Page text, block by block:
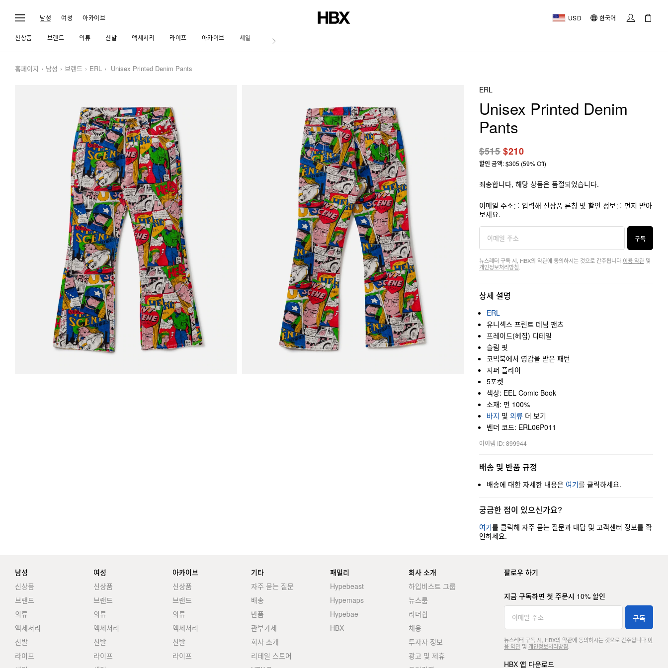
남성 여성 아카이브 USD 한국어
신상품 브랜드 의류 신발 액세서리 라이프 아카이브 세일 저널
홈페이지 남성 브랜드 ERL Unisex Printed Denim Pants
ERL
Unisex Printed Denim
Pants
$515$210
할인 금액: $305 (59% Off)
죄송합니다, 해당 상품은 품절되었습니다.
이메일 주소를 입력해 신상품 론칭 및 할인 정보를 먼저 받아
보세요.
구독
뉴스레터 구독 시, HBX의 약관에 동의하시는 것으로 간주됩니다. 이용 약관 및
개인정보처리방침
상세 설명
ERL
유니섹스 프린트 데님 팬츠
프레이드(헤짐) 디테일
슬림 핏
코믹북에서 영감을 받은 패턴
지퍼 플라이
5포켓
색상: EEL Comic Book
소재: 면 100%
바지 및 의류 더 보기
벤더 코드: ERL06P011
아이템 ID: 899944
배송 및 반품 규정
배송에 대한 자세한 내용은 여기를 클릭하세요.
궁금한 점이 있으신가요?
여기를 클릭해 자주 묻는 질문과 대답 및 고객센터 정보를 확
인하세요.
남성
신상품
브랜드
의류
액세서리
신발
라이프
여성
신상품
브랜드
의류
액세서리
신발
라이프
아카이브
신상품
브랜드
의류
액세서리
신발
라이프
기타
자주 묻는 질문
배송
반품
관부가세
회사 소개
리테일 스토어
패밀리
Hypebeast
Hypemaps
Hypebae
HBX
회사 소개
하입비스트 그룹
뉴스룸
리더쉽
채용
투자자 정보
광고 및 제휴
팔로우 하기
지금 구독하면 첫 주문시 10% 할인
구독
뉴스레터 구독 시, HBX의 약관에 동의하시는 것으로 간주됩니다. 이
용 약관및 개인정보처리방침
HBX 앱 다운로드